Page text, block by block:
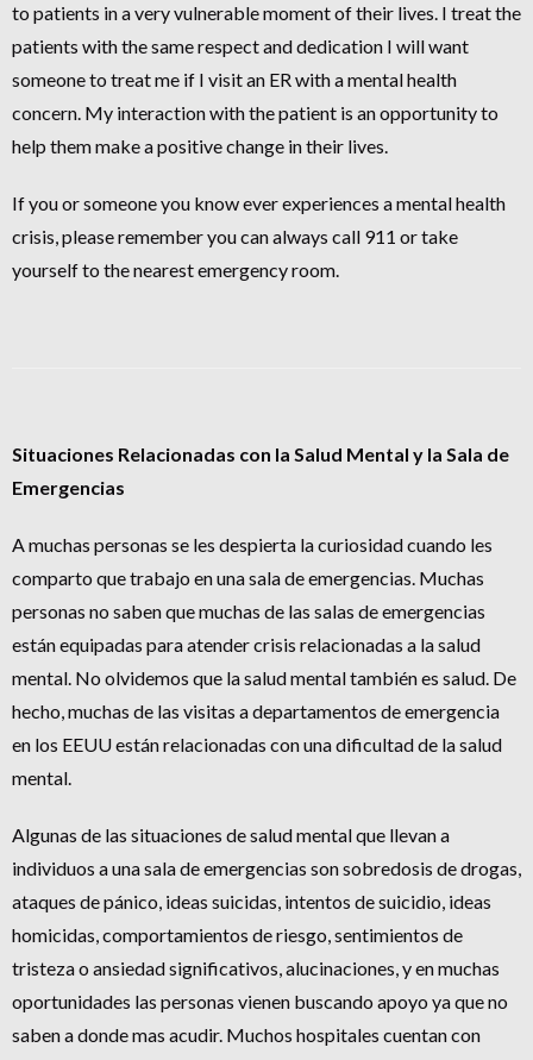
to patients in a very vulnerable moment of their lives. I treat the
patients with the same respect and dedication I will want
someone to treat me if I visit an ER with a mental health
concern. My interaction with the patient is an opportunity to
help them make a positive change in their lives.
If you or someone you know ever experiences a mental health
crisis, please remember you can always call 911 or take
yourself to the nearest emergency room.
Situaciones Relacionadas con la Salud Mental y la Sala de
Emergencias
A muchas personas se les despierta la curiosidad cuando les
comparto que trabajo en una sala de emergencias. Muchas
personas no saben que muchas de las salas de emergencias
están equipadas para atender crisis relacionadas a la salud
mental. No olvidemos que la salud mental también es salud. De
hecho, muchas de las visitas a departamentos de emergencia
en los EEUU están relacionadas con una dificultad de la salud
mental.
Algunas de las situaciones de salud mental que llevan a
individuos a una sala de emergencias son sobredosis de drogas,
ataques de pánico, ideas suicidas, intentos de suicidio, ideas
homicidas, comportamientos de riesgo, sentimientos de
tristeza o ansiedad significativos, alucinaciones, y en muchas
oportunidades las personas vienen buscando apoyo ya que no
saben a donde mas acudir. Muchos hospitales cuentan con